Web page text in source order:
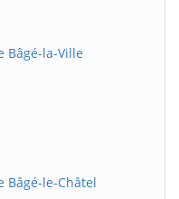
Bâgé-la-Ville
le-Châtel